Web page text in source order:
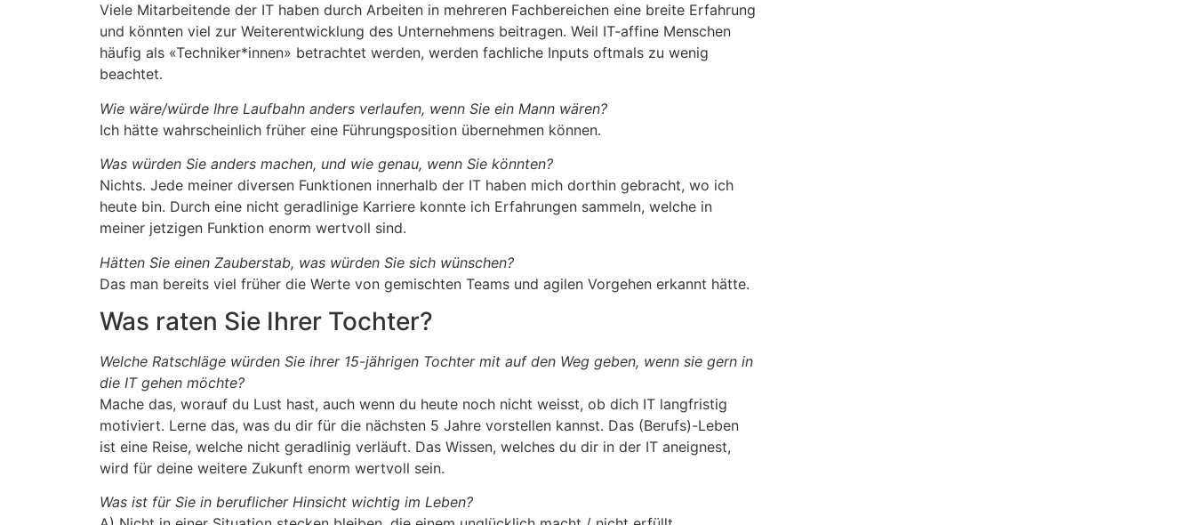
Viele Mitarbeitende der IT haben durch Arbeiten in mehreren Fachbereichen eine breite Erfahrung
und könnten viel zur Weiterentwicklung des Unternehmens beitragen. Weil IT-affine Menschen
häufig als «Techniker*innen» betrachtet werden, werden fachliche Inputs oftmals zu wenig
beachtet.
Wie wäre/würde Ihre Laufbahn anders verlaufen, wenn Sie ein Mann wären?
Ich hätte wahrscheinlich früher eine Führungsposition übernehmen können.
Was würden Sie anders machen, und wie genau, wenn Sie könnten?
Nichts. Jede meiner diversen Funktionen innerhalb der IT haben mich dorthin gebracht, wo ich
heute bin. Durch eine nicht geradlinige Karriere konnte ich Erfahrungen sammeln, welche in
meiner jetzigen Funktion enorm wertvoll sind.
Hätten Sie einen Zauberstab, was würden Sie sich wünschen?
Das man bereits viel früher die Werte von gemischten Teams und agilen Vorgehen erkannt hätte.
Was raten Sie Ihrer Tochter?
Welche Ratschläge würden Sie ihrer 15-jährigen Tochter mit auf den Weg geben, wenn sie gern in
die IT gehen möchte?
Mache das, worauf du Lust hast, auch wenn du heute noch nicht weisst, ob dich IT langfristig
motiviert. Lerne das, was du dir für die nächsten 5 Jahre vorstellen kannst. Das (Berufs)-Leben
ist eine Reise, welche nicht geradlinig verläuft. Das Wissen, welches du dir in der IT aneignest,
wird für deine weitere Zukunft enorm wertvoll sein.
Was ist für Sie in beruflicher Hinsicht wichtig im Leben?